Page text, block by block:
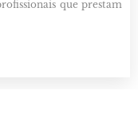
que prestam